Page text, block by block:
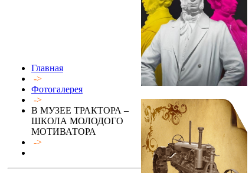
Главная
->
Фотогалерея
->
В МУЗЕЕ ТРАКТОРА –
ШКОЛА МОЛОДОГО
МОТИВАТОРА
->